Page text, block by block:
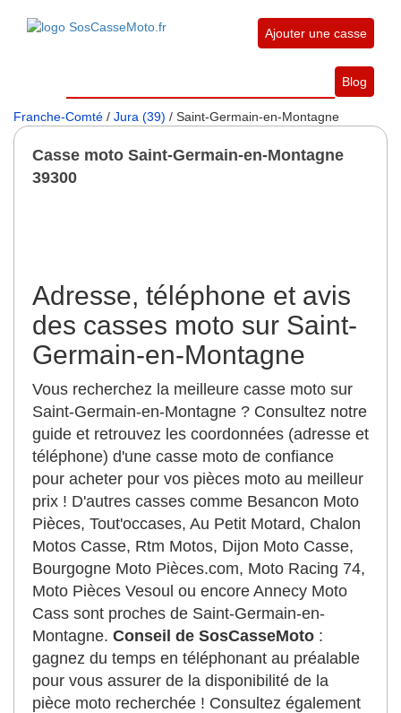
Ajouter une casse
Blog
Franche-Comté / Jura (39) / Saint-Germain-en-Montagne
Casse moto Saint-Germain-en-Montagne
39300
Adresse, téléphone et avis
des casses moto sur Saint-
Germain-en-Montagne
Vous recherchez la meilleure casse moto sur
Saint-Germain-en-Montagne ? Consultez notre
guide et retrouvez les coordonnées (adresse et
téléphone) d'une casse moto de confiance
pour acheter pour vos pièces moto au meilleur
prix ! D'autres casses comme Besancon Moto
Pièces, Tout'occases, Au Petit Motard, Chalon
Motos Casse, Rtm Motos, Dijon Moto Casse,
Bourgogne Moto Pièces.com, Moto Racing 74,
Moto Pièces Vesoul ou encore Annecy Moto
Cass sont proches de Saint-Germain-en-
Montagne. Conseil de SosCasseMoto :
gagnez du temps en téléphonant au préalable
pour vous assurer de la disponibilité de la
pièce moto recherchée ! Consultez également